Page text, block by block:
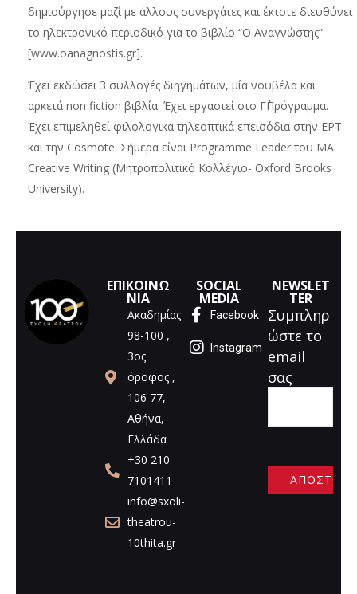
δημιούργησε μαζί με άλλους συνεργάτες και έκτοτε διευθύνει
το ηλεκτρονικό περιοδικό για το βιβλίο “Ο Αναγνώστης”
[www.oanagnostis.gr].
Έχει εκδώσει 3 συλλογές διηγημάτων, μία νουβέλα και
αρκετά non fiction βιβλία. Έχει εργαστεί στο Γ΄Πρόγραμμα.
Έχει επιμεληθεί φιλολογικά τηλεοπτικά επεισόδια στην ΕΡΤ
και την Cosmote. Σήμερα είναι Programme Leader του MA
Creative Writing (Μητροπολιτικό Κολλέγιο- Oxford Brooks
University).
ΕΠΙΚΟΙΝΩ
ΝΙΑ
Ακαδημίας
98-100 ,
3ος
όροφος ,
106 77,
Αθήνα,
Ελλάδα
+30 210
7101411
info@sxoli-
theatrou-
10thita.gr
SOCIAL
MEDIA
Facebook
Instagram
NEWSLET
TER
Συμπληρ
ώστε το
email
σας